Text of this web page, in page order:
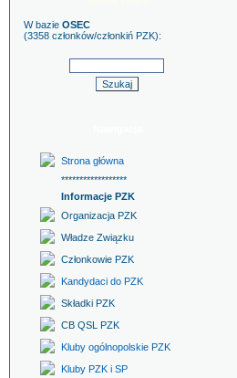
W bazie OSEC
(3358 członków/członkiń PZK):
Strona główna
******************
Informacje PZK
Organizacja PZK
Władze Związku
Członkowie PZK
Kandydaci do PZK
Składki PZK
CB QSL PZK
Kluby ogólnopolskie PZK
Kluby PZK i SP